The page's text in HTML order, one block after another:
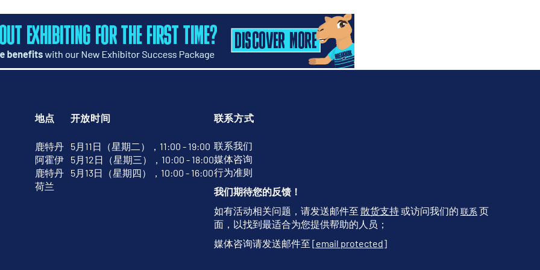
地点
鹿特丹
阿霍伊
鹿特丹
荷兰
开放时间
5月11日（星期二），11:00 - 19:00
5月12日（星期三），10:00 - 18:00
5月13日（星期四），10:00 - 16:00
联系方式
联系我们
媒体咨询
行为准则
我们期待您的反馈！
如有活动相关问题，请发送邮件至 散货支持或访问我们的 联系 页
面，以找到最适合为您提供帮助的人员；
媒体咨询请发送邮件至 [email protected]